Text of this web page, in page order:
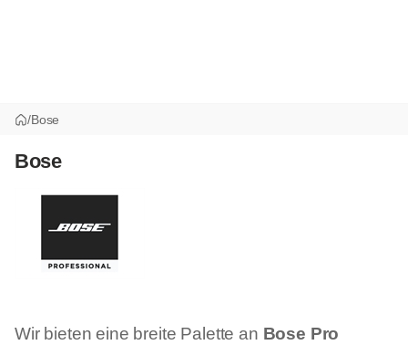
/Bose
Bose
Wir bieten eine breite Palette an Bose Pro